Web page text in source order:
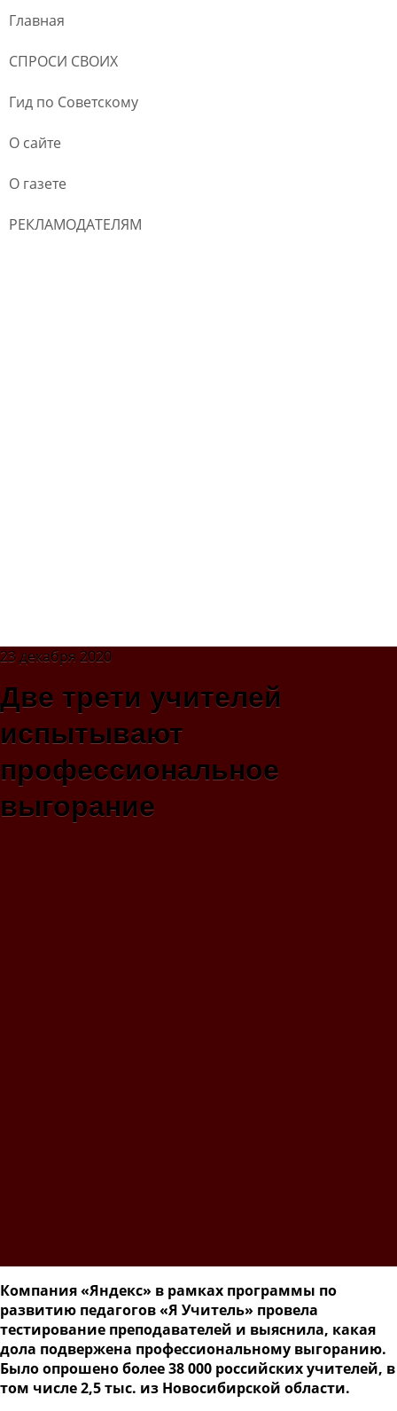
Главная
СПРОСИ СВОИХ
Гид по Советскому
О сайте
О газете
РЕКЛАМОДАТЕЛЯМ
23 декабря 2020
Две трети учителей
испытывают
профессиональное
выгорание
Компания «Яндекс» в рамках программы по
развитию педагогов «Я Учитель» провела
тестирование преподавателей и выяснила, какая
дола подвержена профессиональному выгоранию.
Было опрошено более 38 000 российских учителей, в
том числе 2,5 тыс. из Новосибирской области.